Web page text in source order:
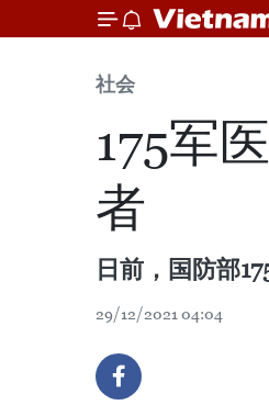
社会
175军
者
日前，国防部
29/12/2021 04:04